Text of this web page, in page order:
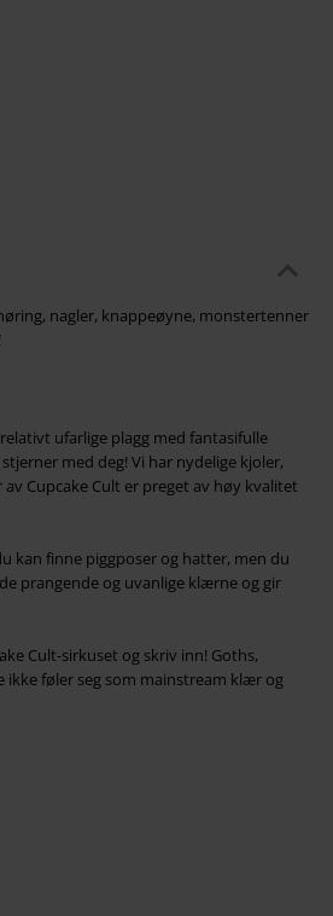
nagler, knappeøyne, monstertenner
ufarlige plagg med fantasifulle
med deg! Vi har nydelige kjoler,
Cupcake Cult er preget av høy kvalitet
kan finne piggposer og hatter, men du
prangende og uvanlige klærne og gir
Cult-sirkuset og skriv inn! Goths,
ikke føler seg som mainstream klær og